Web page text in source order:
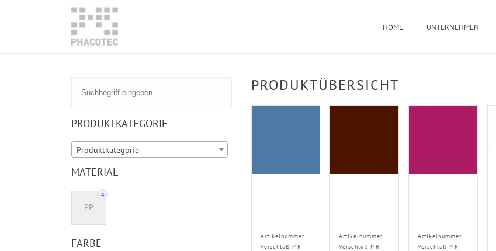
HOME UNTERNEHMEN
PRODUKTÜBERSICHT
Artikelnummer
Verschluß MR
Artikelnummer
Verschluß MR
Artikelnummer
Verschluß MR
PRODUKTKATEGORIE
Produktkategorie
MATERIAL
4
PP
FARBE